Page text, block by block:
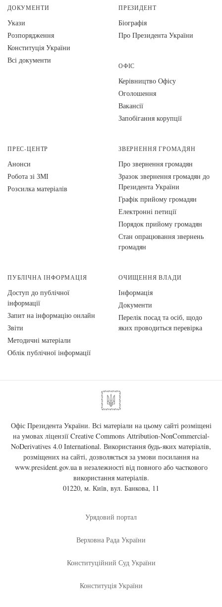
ДОКУМЕНТИ
Укази
Розпорядження
Конституція України
Всі документи
ПРЕЗИДЕНТ
Біографія
Про Президента України
ОФІС
Керівництво Офісу
Оголошення
Вакансії
Запобігання корупції
ПРЕС-ЦЕНТР
Анонси
Робота зі ЗМІ
Розсилка матеріалів
ЗВЕРНЕННЯ ГРОМАДЯН
Про звернення громадян
Зразок звернення громадян до
Президента України
Графік прийому громадян
Електронні петиції
Порядок прийому громадян
Стан опрацювання звернень
громадян
ПУБЛІЧНА ІНФОРМАЦІЯ
Доступ до публічної
інформації
Запит на інформацію онлайн
Звіти
Методичні матеріали
Облік публічної інформації
ОЧИЩЕННЯ ВЛАДИ
Інформація
Документи
Перелік посад та осіб, щодо
яких проводиться перевірка
Офіс Президента України. Всі матеріали на цьому сайті розміщені
на умовах ліцензії Creative Commons Attribution-NonCommercial-
NoDerivatives 4.0 International. Використання будь-яких матеріалів,
розміщених на сайті, дозволяється за умови посилання на
www.president.gov.uaв незалежності від повного або часткового
використання матеріалів.
01220, м. Київ, вул. Банкова, 11
Урядовий портал
Верховна Рада України
Конституційний Суд України
Конституція України